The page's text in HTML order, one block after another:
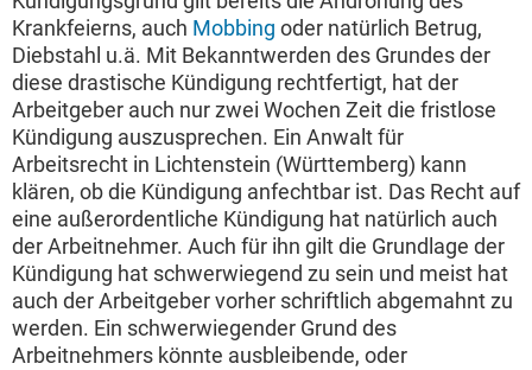
Krankfeierns, auch Mobbing oder natürlich Betrug,
Diebstahl u.ä. Mit Bekanntwerden des Grundes der
diese drastische Kündigung rechtfertigt, hat der
Arbeitgeber auch nur zwei Wochen Zeit die fristlose
Kündigung auszusprechen. Ein Anwalt für
Arbeitsrecht in Lichtenstein (Württemberg) kann
klären, ob die Kündigung anfechtbar ist. Das Recht auf
eine außerordentliche Kündigung hat natürlich auch
der Arbeitnehmer. Auch für ihn gilt die Grundlage der
Kündigung hat schwerwiegend zu sein und meist hat
auch der Arbeitgeber vorher schriftlich abgemahnt zu
werden. Ein schwerwiegender Grund des
Arbeitnehmers könnte ausbleibende, oder